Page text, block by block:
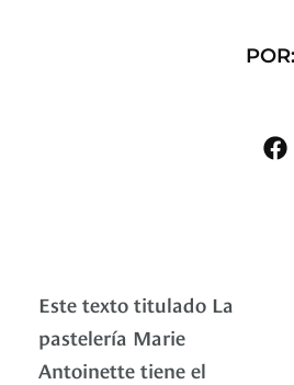
POR:
Este texto titulado La
pastelería Marie
Antoinette tiene el